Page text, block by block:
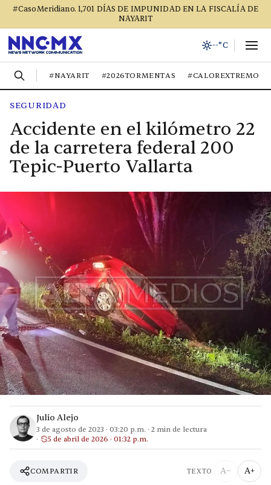
#CasoMeridiano. 1,701 DÍAS DE IMPUNIDAD EN LA FISCALÍA DE
NAYARIT
--°C
#NAYARIT #2026TORMENTAS #CALOREXTREMO
SEGURIDAD
Accidente en el kilómetro 22
de la carretera federal 200
Tepic-Puerto Vallarta
Julio Alejo
3 de agosto de 2023 · 03:20 p.m. · 2 min de lectura
5 de abril de 2026 · 01:32 p.m.
COMPARTIR TEXTO A− A+